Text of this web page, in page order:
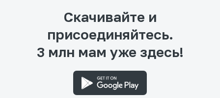
Скачивайте и
присоединяйтесь.
3 млн мам уже здесь!